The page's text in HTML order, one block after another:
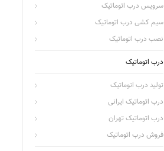
سرویس درب اتوماتیک
سیم کشی درب اتوماتیک
نصب درب اتوماتیک
درب اتوماتیک
تولید درب اتوماتیک
درب اتوماتیک ایرانی
درب اتوماتیک تهران
فروش درب اتوماتیک